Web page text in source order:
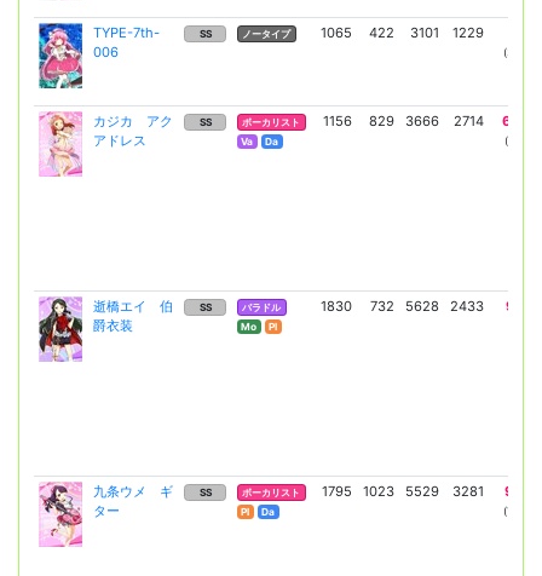
TYPE-7th-
006
SS ノータイプ 1065 422 3101 1229
(3876)
カジカ アク
アドレス
SS
ボーカリスト
Va
Da
1156 829 3666 2714 6448
(4707)
逝橋エイ 伯
爵衣装
SS
バラドル
Mo
Pl
1830 732 5628 2433 9810
九条ウメ ギ
ター
SS
ボーカリスト
Pl
Da
1795 1023 5529 3281 9639
(7036)